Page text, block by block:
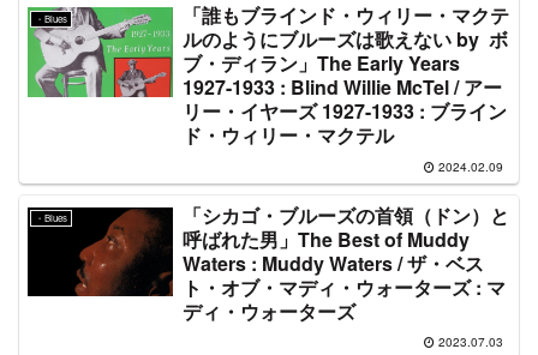
・Blues
「誰もブラインド・ウィリー・マクテ
ルのようにブルーズは歌えない by ボ
ブ・ディラン」The Early Years
1927-1933 : Blind Willie McTel / アー
リー・イヤーズ 1927-1933 : ブライン
ド・ウィリー・マクテル
2024.02.09
・Blues
「シカゴ・ブルーズの首領（ドン）と
呼ばれた男」The Best of Muddy
Waters : Muddy Waters / ザ・ベス
ト・オブ・マディ・ウォーターズ : マ
ディ・ウォーターズ
2023.07.03